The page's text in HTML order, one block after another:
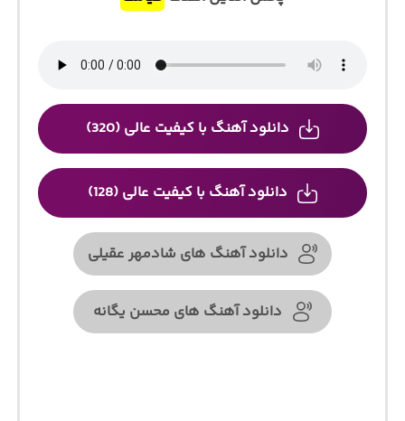
دانلود آهنگ با کیفیت عالی (320)
دانلود آهنگ با کیفیت عالی (128)
دانلود آهنگ های شادمهر عقیلی
دانلود آهنگ های محسن یگانه